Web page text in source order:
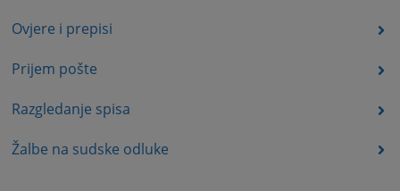
Ovjere i prepisi
Prijem pošte
Razgledanje spisa
Žalbe na sudske odluke